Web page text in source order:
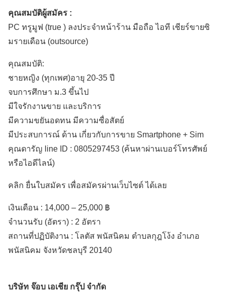
คุณสมบัติผู้สมัคร :
PC ทรูมูฟ (true ) ลงประจำหน้าร้าน มือถือ ไอที เชียร์ขายซิ
มรายเดือน (outsource)
คุณสมบัติ:
ชายหญิง (ทุกเพศ)อายุ 20-35 ปี
จบการศึกษา ม.3 ขึ้นไป
มีใจรักงานขาย และบริการ
มีความขยันอดทน มีความซื่อสัตย์
มีประสบการณ์ ด้าน เกี่ยวกับการขาย Smartphone + Sim
คุณดารัญ line ID : 0805297453 (ค้นหาผ่านเบอร์โทรศัพย์
หรือไอดีไลน์)
คลิก ยื่นใบสมัคร เพื่อสมัครผ่านเว็บไซต์ ได้เลย
เงินเดือน : 14,000 – 25,000 ฿
จำนวนรับ (อัตรา) : 2 อัตรา
สถานที่ปฏิบัติงาน : โลตัส พนัสนิคม ตำบลกุฎโง้ง อำเภอ
พนัสนิคม จังหวัดชลบุรี 20140
บริษัท จ๊อบ เอเชีย กรุ๊ป จำกัด